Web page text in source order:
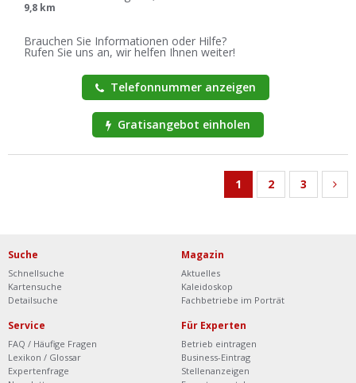
9,8 km
Brauchen Sie Informationen oder Hilfe?
Rufen Sie uns an, wir helfen Ihnen weiter!
Telefonnummer anzeigen
Gratisangebot einholen
1 2 3
Suche
Schnellsuche
Kartensuche
Detailsuche
Magazin
Aktuelles
Kaleidoskop
Fachbetriebe im Porträt
Service
FAQ / Häufige Fragen
Lexikon / Glossar
Expertenfrage
Für Experten
Betrieb eintragen
Business-Eintrag
Stellenanzeigen